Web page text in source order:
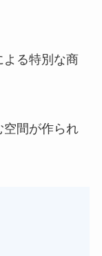
よる特別な商
空間が作られ